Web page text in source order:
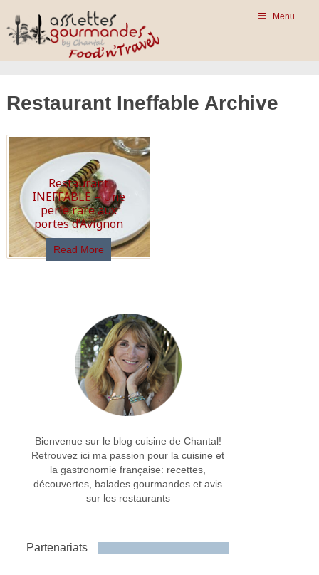
Menu
Restaurant Ineffable Archive
Restaurant
INEFFABLE – Une
perle rare aux
portes d’Avignon
Read More
Bienvenue sur le blog cuisine de Chantal!
Retrouvez ici ma passion pour la cuisine et
la gastronomie française: recettes,
découvertes, balades gourmandes et avis
sur les restaurants
Partenariats